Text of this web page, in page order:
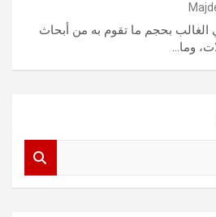
الغالب بحجم ما تقوم به من أبحاث
وما…